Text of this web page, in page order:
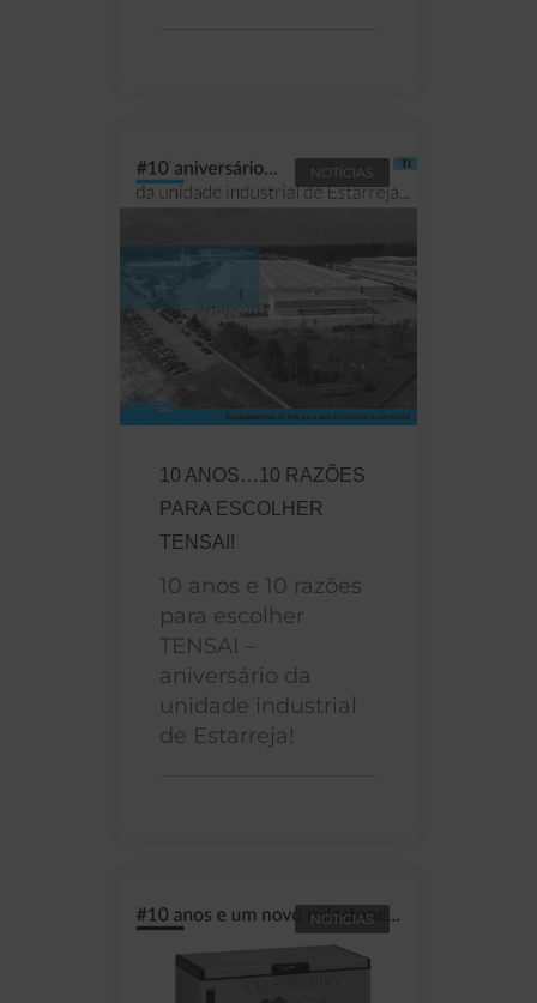
NOTÍCIAS
10 ANOS…10 RAZÕES
PARA ESCOLHER
TENSAI!
10 anos e 10 razões
para escolher
TENSAI –
aniversário da
unidade industrial
de Estarreja!
NOTÍCIAS